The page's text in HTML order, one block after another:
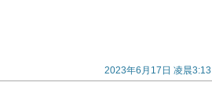
2023年6月17日 凌晨3:13